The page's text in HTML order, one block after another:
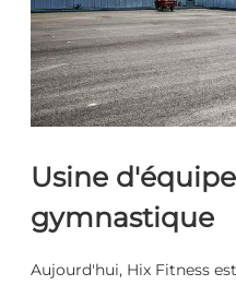
Usine
gymnastique
Aujourd'hui, Hix Fitness